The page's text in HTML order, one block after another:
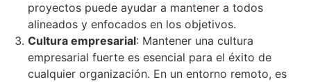
proyectos puede ayudar a mantener a todos
alineados y enfocados en los objetivos.
Cultura empresarial: Mantener una cultura
empresarial fuerte es esencial para el éxito de
cualquier organización. En un entorno remoto, es